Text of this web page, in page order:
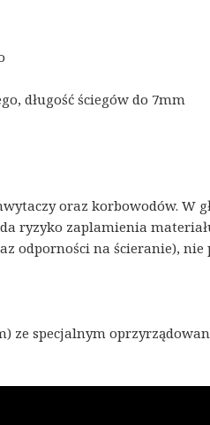
długość ściegów do 7mm
oraz korbowodów. W
ryzyko zaplamienia
odporności na ścieranie),
ze specjalnym